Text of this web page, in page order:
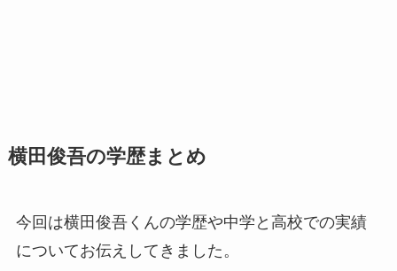
横田俊吾の学歴まとめ
今回は横田俊吾くんの学歴や中学と高校での実績
についてお伝えしてきました。